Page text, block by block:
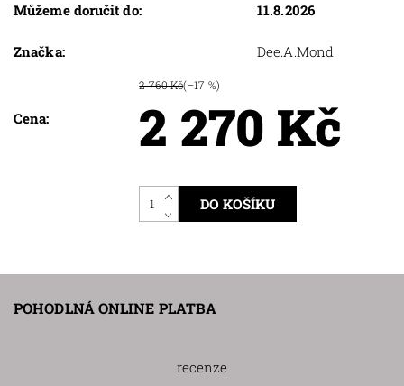
Můžeme doručit do: 11.8.2026
Značka: Dee.A.Mond
Cena:
2 760 Kč(–17 %)
2 270 Kč
POHODLNÁ ONLINE PLATBA
recenze